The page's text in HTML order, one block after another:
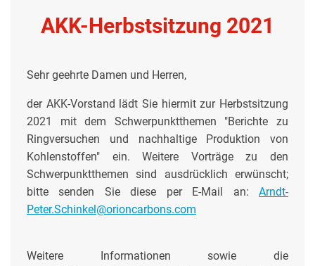
AKK-Herbstsitzung 2021
Sehr geehrte Damen und Herren,
der AKK-Vorstand lädt Sie hiermit zur Herbstsitzung
2021 mit dem Schwerpunktthemen "Berichte zu
Ringversuchen und nachhaltige Produktion von
Kohlenstoffen" ein. Weitere Vorträge zu den
Schwerpunktthemen sind ausdrücklich erwünscht;
bitte senden Sie diese per E-Mail an: Arndt-
Peter.Schinkel@orioncarbons.com
Weitere Informationen sowie die